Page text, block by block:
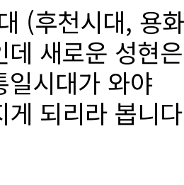
(후천시대, 용
데 새로운 성현
일시대가 와야
게 되리라 봅니